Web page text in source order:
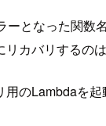
となった関数
カバリするのは
のLambdaを起